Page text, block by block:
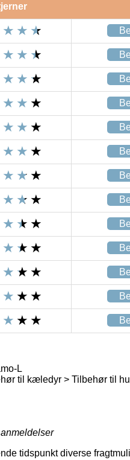
L
til kæledyr > Tilbehør til
anmeldelser
tidspunkt diverse